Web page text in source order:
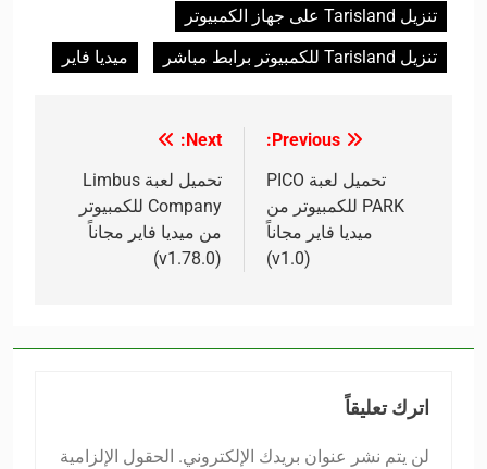
تنزيل Tarisland على جهاز الكمبيوتر
تنزيل Tarisland للكمبيوتر برابط مباشر
ميديا فاير
المقالات
Previous:
تحميل لعبة PICO
PARK للكمبيوتر من
ميديا فاير مجاناً
(v1.0)
Next:
تحميل لعبة Limbus
Company للكمبيوتر
من ميديا فاير مجاناً
(v1.78.0)
اترك تعليقاً
لن يتم نشر عنوان بريدك الإلكتروني. الحقول الإلزامية